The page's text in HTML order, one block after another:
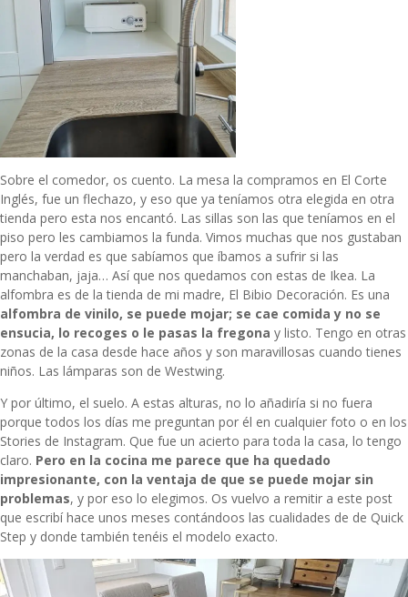
Sobre el comedor, os cuento. La mesa la compramos en El Corte
Inglés, fue un flechazo, y eso que ya teníamos otra elegida en otra
tienda pero esta nos encantó. Las sillas son las que teníamos en el
piso pero les cambiamos la funda. Vimos muchas que nos gustaban
pero la verdad es que sabíamos que íbamos a sufrir si las
manchaban, jaja… Así que nos quedamos con estas de Ikea. La
alfombra es de la tienda de mi madre, El Bibio Decoración. Es una
alfombra de vinilo, se puede mojar; se cae comida y no se
ensucia, lo recoges o le pasas la fregona y listo. Tengo en otras
zonas de la casa desde hace años y son maravillosas cuando tienes
niños. Las lámparas son de Westwing.
Y por último, el suelo. A estas alturas, no lo añadiría si no fuera
porque todos los días me preguntan por él en cualquier foto o en los
Stories de Instagram. Que fue un acierto para toda la casa, lo tengo
claro. Pero en la cocina me parece que ha quedado
impresionante, con la ventaja de que se puede mojar sin
problemas, y por eso lo elegimos. Os vuelvo a remitir a este post
que escribí hace unos meses contándoos las cualidades de de Quick
Step y donde también tenéis el modelo exacto.